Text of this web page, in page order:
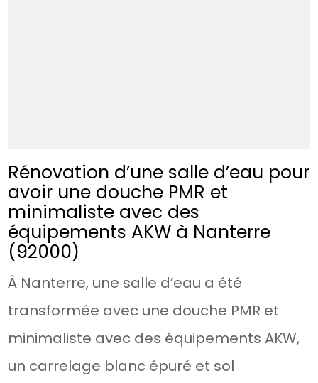
Rénovation d’une salle d’eau pour
avoir une douche PMR et
minimaliste avec des
équipements AKW à Nanterre
(92000)
À Nanterre, une salle d’eau a été
transformée avec une douche PMR et
minimaliste avec des équipements AKW,
un carrelage blanc épuré et sol